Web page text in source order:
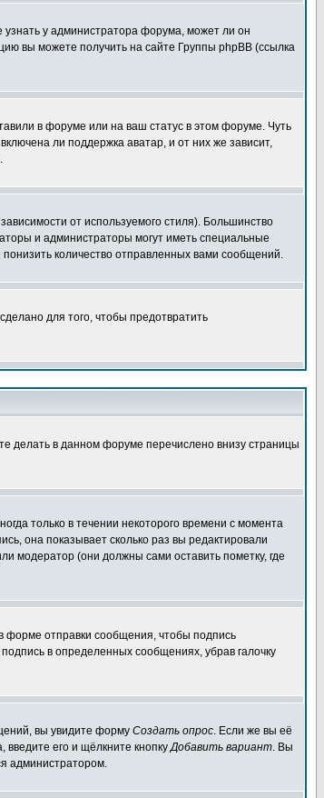
у администратора форума, может ли он
вы можете получить на сайте Группы phpBB (ссылка
в форуме или на ваш статус в этом форуме. Чуть
ли поддержка аватар, и от них же зависит,
от используемого стиля). Большинство
и администраторы могут иметь специальные
количество отправленных вами сообщений.
для того, чтобы предотвратить
делать в данном форуме перечислено внизу страницы
только в течении некоторого времени с момента
она показывает сколько раз вы редактировали
модератор (они должны сами оставить пометку, где
форме отправки сообщения, чтобы подпись
в определенных сообщениях, убрав галочку
вы увидите форму Создать опрос. Если же вы её
введите его и щёлкните кнопкуДобавить вариант. Вы
администратором.